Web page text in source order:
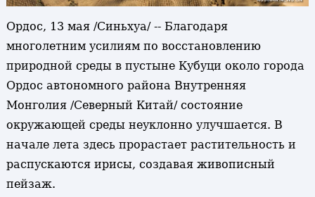
Ордос, 13 мая /Синьхуа/ -- Благодаря
многолетним усилиям по восстановлению
природной среды в пустыне Кубуци около города
Ордос автономного района Внутренняя
Монголия /Северный Китай/ состояние
окружающей среды неуклонно улучшается. В
начале лета здесь прорастает растительность и
распускаются ирисы, создавая живописный
пейзаж.